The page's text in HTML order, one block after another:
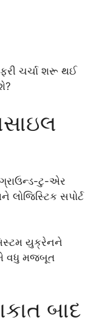
ચર્ચા શરૂ થઈ
ટુ-એર
લોજિસ્ટિક સપોર્ટ
યુક્રેનને
વધુ મજબૂત
બાદ